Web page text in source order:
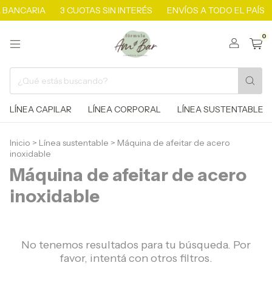
3 CUOTAS SIN INTERÉS ENVÍOS A TODO EL PAÍS
0
LÍNEA CAPILAR LÍNEA CORPORAL LÍNEA SUSTENTABLE
Inicio > Línea sustentable > Máquina de afeitar de acero
inoxidable
Máquina de afeitar de acero
inoxidable
No tenemos resultados para tu búsqueda. Por
favor, intentá con otros filtros.